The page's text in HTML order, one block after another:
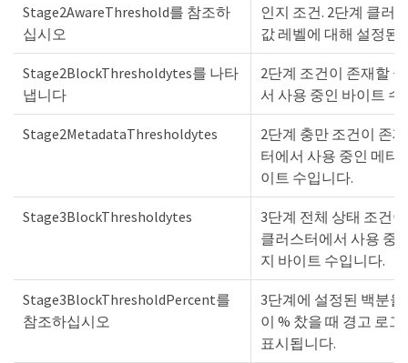
Stage2AwareThreshold를 참조하
십시오
인지 조건. 2단계 클러
값 레벨에 대해 설정된
Stage2BlockThresholdytes를 나타
냅니다
2단계 조건이 존재할
서 사용 중인 바이트 수
Stage2MetadataThresholdytes
2단계 충만 조건이 존
터에서 사용 중인 메타
이트 수입니다.
Stage3BlockThresholdytes
3단계 전체 상태 조건
클러스터에서 사용 중
지 바이트 수입니다.
Stage3BlockThresholdPercent를
참조하십시오
3단계에 설정된 백분율
이 % 찼을 때 경고 로
표시됩니다.